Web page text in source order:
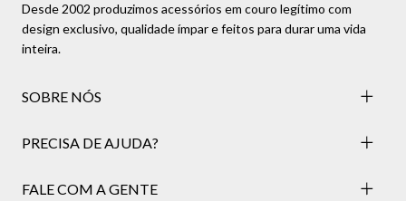
Desde 2002 produzimos acessórios em couro legítimo com
design exclusivo, qualidade ímpar e feitos para durar uma vida
inteira.
SOBRE NÓS
PRECISA DE AJUDA?
FALE COM A GENTE